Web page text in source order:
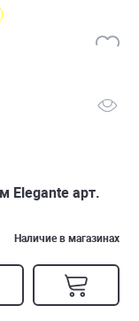
Elegante арт.
Наличие в магазинах